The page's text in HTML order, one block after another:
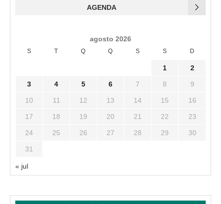
AGENDA
agosto 2026
S T Q Q S S D
1 2
3 4 5 6 7 8 9
10 11 12 13 14 15 16
17 18 19 20 21 22 23
24 25 26 27 28 29 30
31
« jul